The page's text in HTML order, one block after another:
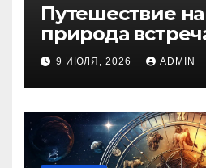
Путешествие
природа
духом
9 ИЮЛЯ, 2026 ADMIN